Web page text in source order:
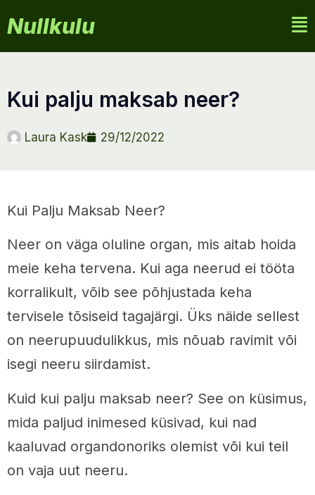
Nullkulu
kui palju maksab neer?
Laura Kask 29/12/2022
Kui Palju Maksab Neer?
Neer on väga oluline organ, mis aitab hoida
meie keha tervena. Kui aga neerud ei tööta
korralikult, võib see põhjustada keha
tervisele tõsiseid tagajärgi. Üks näide sellest
on neerupuudulikkus, mis nõuab ravimit või
isegi neeru siirdamist.
Kuid kui palju maksab neer? See on küsimus,
mida paljud inimesed küsivad, kui nad
kaaluvad organdonoriks olemist või kui teil
on vaja uut neeru.